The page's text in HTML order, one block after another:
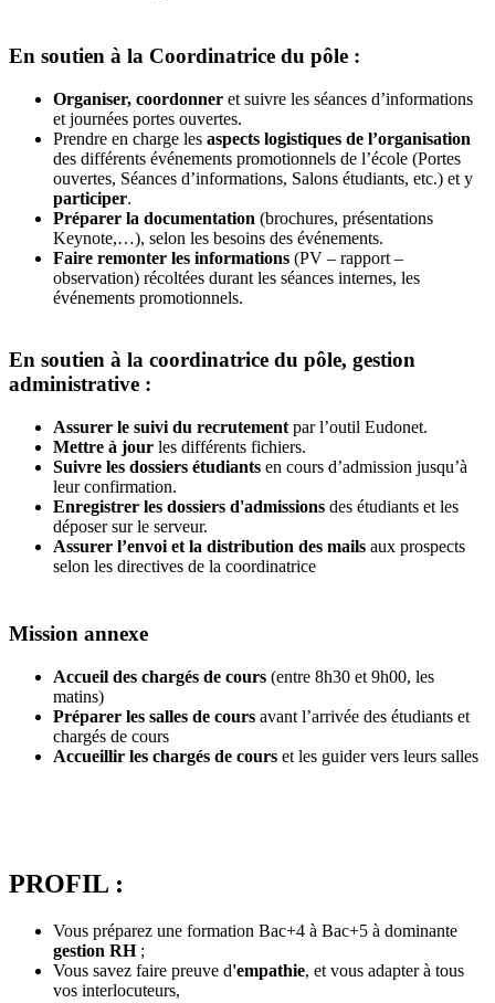
En soutien à la Coordinatrice du pôle :
Organiser, coordonner et suivre les séances d’informations
et journées portes ouvertes.
Prendre en charge les aspects logistiques de l’organisation
des différents événements promotionnels de l’école (Portes
ouvertes, Séances d’informations, Salons étudiants, etc.) et y
participer.
Préparer la documentation (brochures, présentations
Keynote,…), selon les besoins des événements.
Faire remonter les informations (PV – rapport –
observation) récoltées durant les séances internes, les
événements promotionnels.
En soutien à la coordinatrice du pôle, gestion
administrative :
Assurer le suivi du recrutement par l’outil Eudonet.
Mettre à jour les différents fichiers.
Suivre les dossiers étudiants en cours d’admission jusqu’à
leur confirmation.
Enregistrer les dossiers d'admissions des étudiants et les
déposer sur le serveur.
Assurer l’envoi et la distribution des mails aux prospects
selon les directives de la coordinatrice
Mission annexe
Accueil des chargés de cours (entre 8h30 et 9h00, les
matins)
Préparer les salles de cours avant l’arrivée des étudiants et
chargés de cours
Accueillir les chargés de cours et les guider vers leurs salles
PROFIL :
Vous préparez une formation Bac+4 à Bac+5 à dominante
gestion RH;
Vous savez faire preuve d'empathie, et vous adapter à tous
vos interlocuteurs,